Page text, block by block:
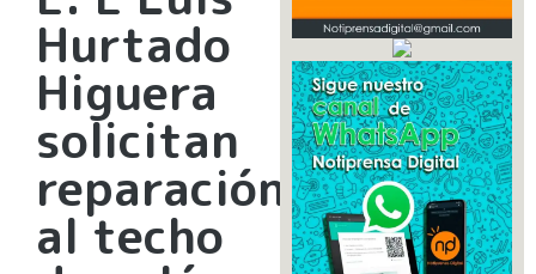
Hurtado
Higuera
solicitan
reparación
al techo